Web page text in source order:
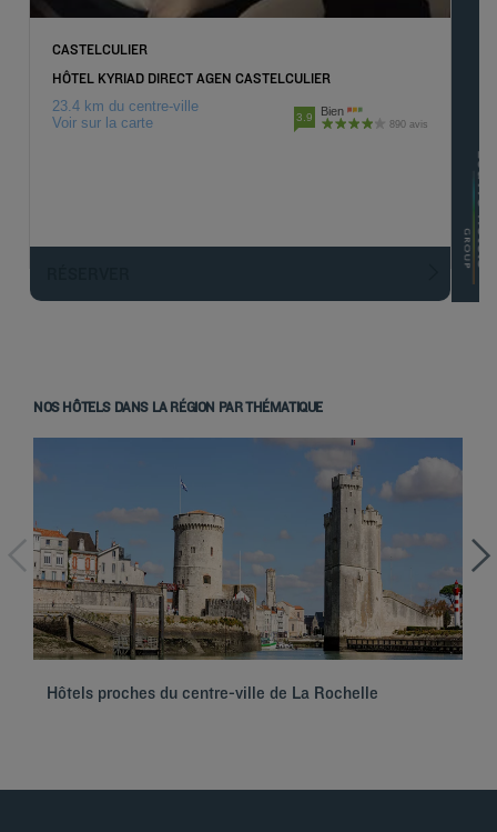
CASTELCULIER
HÔTEL KYRIAD DIRECT AGEN CASTELCULIER
23.4 km du centre-ville
Voir sur la carte
3.9 Bien
890 avis
NOS HÔTELS DANS LA RÉGION PAR THÉMATIQUE
Hôtels proches du centre-ville de La Rochelle
Hôtels à Paris
Hôtels à Marseille
Hôtels à Strasbourg
Hôtels à Toulouse